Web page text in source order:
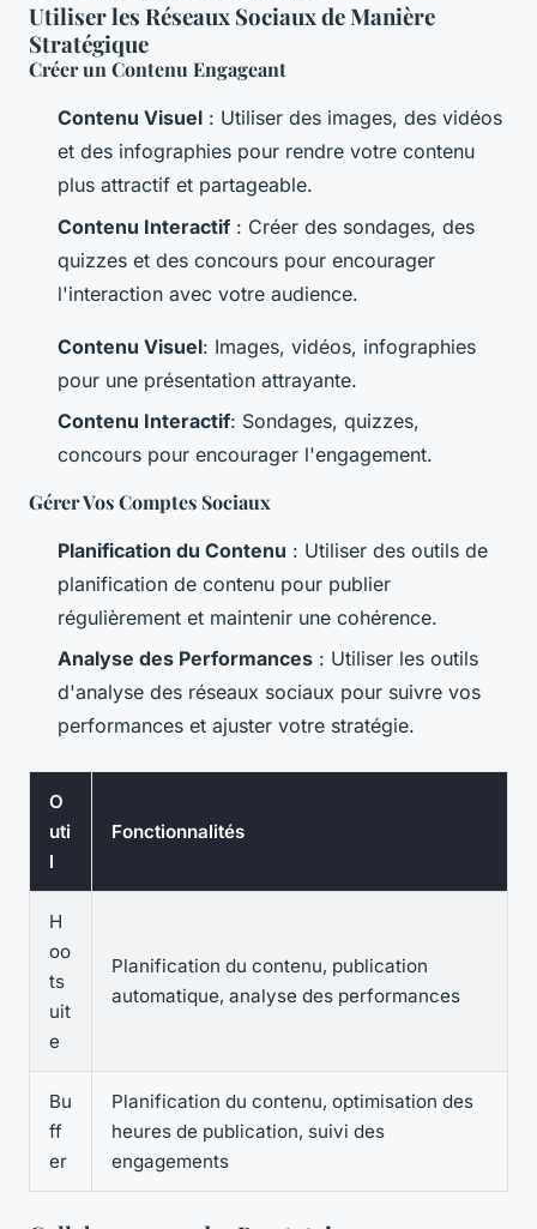
Utiliser les Réseaux Sociaux de Manière
Stratégique
Créer un Contenu Engageant
Contenu Visuel : Utiliser des images, des vidéos
et des infographies pour rendre votre contenu
plus attractif et partageable.
Contenu Interactif : Créer des sondages, des
quizzes et des concours pour encourager
l'interaction avec votre audience.
Contenu Visuel: Images, vidéos, infographies
pour une présentation attrayante.
Contenu Interactif: Sondages, quizzes,
concours pour encourager l'engagement.
Gérer Vos Comptes Sociaux
Planification du Contenu : Utiliser des outils de
planification de contenu pour publier
régulièrement et maintenir une cohérence.
Analyse des Performances : Utiliser les outils
d'analyse des réseaux sociaux pour suivre vos
performances et ajuster votre stratégie.
O
uti
l
Fonctionnalités
H
oo
ts
uit
e
Planification du contenu, publication
automatique, analyse des performances
Bu
ff
er
Planification du contenu, optimisation des
heures de publication, suivi des
engagements